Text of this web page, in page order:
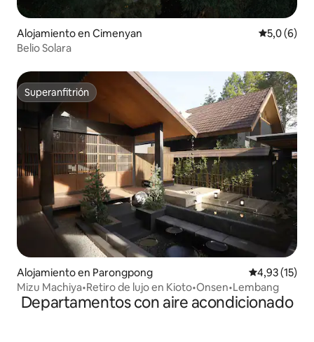
Alojamiento en Cimenyan
5,0 (6)
Belio Solara
Superanfitrión
Superanfitrión
Alojamiento en Parongpong Calificación
4,93 (15)
Mizu Machiya•Retiro de lujo en Kioto•Onsen•Lembang
Departamentos con aire acondicionado